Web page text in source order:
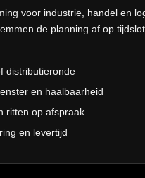
voor industrie, handel en
de planning af op
distributieronde
en haalbaarheid
ritten op afspraak
en levertijd